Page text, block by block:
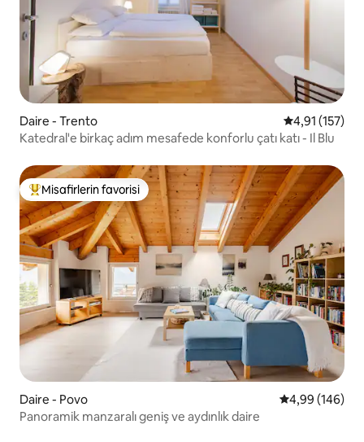
Daire - Trento 5 üzerinden
4,91 (157)
Katedral'e birkaç adım mesafede konforlu çatı katı - Il Blu
Misafirlerin favorilerinden en beğenilenler arasında
Misafirlerin favorisi
Daire - Povo 5 üzerinden
4,99 (146)
Panoramik manzaralı geniş ve aydınlık daire